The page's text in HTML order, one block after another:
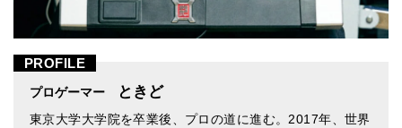
PROFILE
プロゲーマー ときど
東京大学大学院を卒業後、プロの道に進む。2017年、世界